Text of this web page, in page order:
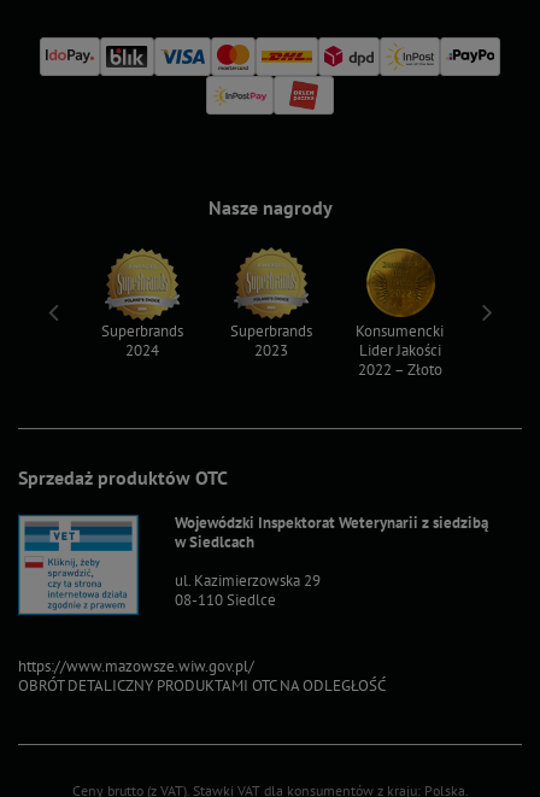
Sprzedaż produktów OTC
Wojewódzki Inspektorat Weterynarii z siedzibą
w Siedlcach
ul. Kazimierzowska 29
08-110 Siedlce
https://www.mazowsze.wiw.gov.pl/
OBRÓT DETALICZNY PRODUKTAMI OTC NA ODLEGŁOŚĆ
Nasze nagrody
Superbrands
2024
Superbrands
2023
Konsumencki
Lider Jakości
2022 – Złoto
Ceny brutto (z VAT). Stawki VAT dla konsumentów z kraju: Polska.